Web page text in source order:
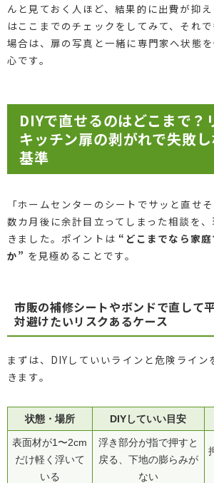
んと見ておく人ほど、結果的に出費が抑
はここまでのチェックをしてみて、それ
場合は、扉の写真と一緒に専門家へ状態
心です。
DIYで直せるのはどこまで？
キッチン扉の剥がれで失敗
基準
「ホームセンターのシートでサッと直せ
数カ月後に余計目立ってしまった相談を
きました。ポイントは“どこまでなら家
か” を見極めることです。
市販の補修シートやボンドで直して
対避けたいリスクあるケース
まずは、DIYしていいラインと危険ライン
きます。
状態・場所 DIYしていい目安
表面材が1〜2cm
だけ軽く浮いて
いる
浮き部分が指で押すと
戻る、下地の膨らみが
ない